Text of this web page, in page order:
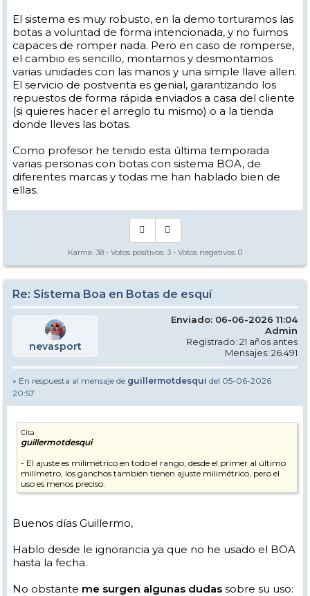
El sistema es muy robusto, en la demo torturamos las
botas a voluntad de forma intencionada, y no fuimos
capaces de romper nada. Pero en caso de romperse,
el cambio es sencillo, montamos y desmontamos
varias unidades con las manos y una simple llave allen.
El servicio de postventa es genial, garantizando los
repuestos de forma rápida enviados a casa del cliente
(si quieres hacer el arreglo tu mismo) o a la tienda
donde lleves las botas.
Como profesor he tenido esta última temporada
varias personas con botas con sistema BOA, de
diferentes marcas y todas me han hablado bien de
ellas.
Karma: 38 - Votos positivos: 3 - Votos negativos: 0
Re: Sistema Boa en Botas de esquí
nevasport
Enviado: 06-06-2026 11:04
Admin
Registrado: 21 años antes
Mensajes: 26.491
» En respuesta al mensaje de guillermotdesqui del 05-06-2026
20:57
Cita
guillermotdesqui
- El ajuste es milimétrico en todo el rango, desde el primer al último
milímetro, los ganchos también tienen ajuste milimétrico, pero el
uso es menos preciso.
Buenos días Guillermo,
Hablo desde le ignorancia ya que no he usado el BOA
hasta la fecha.
No obstante me surgen algunas dudas sobre su uso: